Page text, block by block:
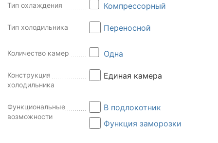
Тип охлаждения Компрессорный
Тип холодильника Переносной
Количество камер Одна
Конструкция
холодильника
Единая камера
Функциональные
возможности
В подлокотник
Функция заморозки